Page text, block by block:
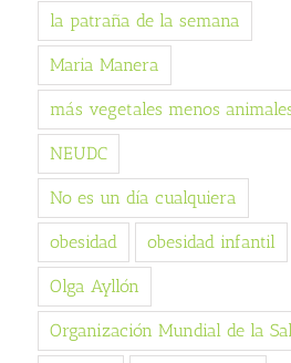
la patraña de la semana
Maria Manera
más vegetales menos
NEUDC
No es un día cualquiera
obesidad obesidad infantil
Olga Ayllón
Organización Mundial de la